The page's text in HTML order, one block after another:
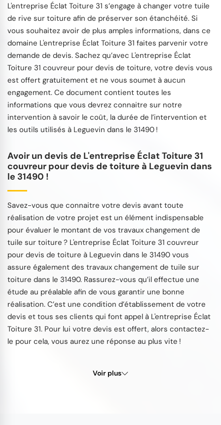
L'entreprise Éclat Toiture 31 s’engage à changer votre tuile
de rive sur toiture afin de préserver son étanchéité. Si
vous souhaitez avoir de plus amples informations, dans ce
domaine L'entreprise Éclat Toiture 31 faites parvenir votre
demande de devis. Sachez qu’avec L'entreprise Éclat
Toiture 31 couvreur pour devis de toiture, votre devis vous
est offert gratuitement et ne vous soumet à aucun
engagement. Ce document contient toutes les
informations que vous devrez connaitre sur notre
intervention à savoir le coût, la durée de l’intervention et
les outils utilisés à Leguevin dans le 31490 !
Avoir un devis de L'entreprise Éclat Toiture 31
couvreur pour devis de toiture à Leguevin dans
le 31490 !
Savez-vous que connaitre votre devis avant toute
réalisation de votre projet est un élément indispensable
pour évaluer le montant de vos travaux changement de
tuile sur toiture ? L'entreprise Éclat Toiture 31 couvreur
pour devis de toiture à Leguevin dans le 31490 vous
assure également des travaux changement de tuile sur
toiture dans le 31490. Rassurez-vous qu’il effectue une
étude au préalable afin de vous garantir une bonne
réalisation. C’est une condition d’établissement de votre
devis et tous ses clients qui font appel à L'entreprise Éclat
Toiture 31. Pour lui votre devis est offert, alors contactez-
le pour cela, vous aurez une réponse au plus vite !
Voir plus